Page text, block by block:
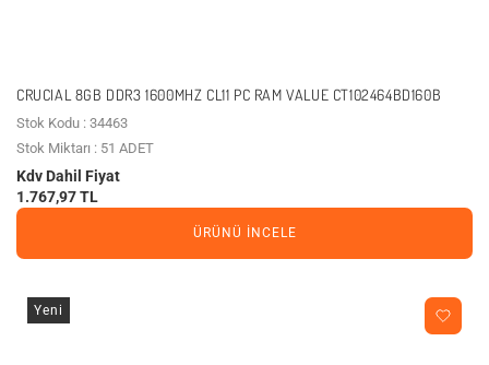
CRUCIAL 8GB DDR3 1600MHZ CL11 PC RAM VALUE CT102464BD160B
Stok Kodu : 34463
Stok Miktarı : 51 ADET
Kdv Dahil Fiyat
1.767,97 TL
ÜRÜNÜ İNCELE
Yeni